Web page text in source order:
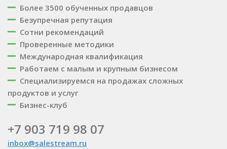
Более 3500 обученных продавцов
Безупречная репутация
Сотни рекомендаций
Проверенные методики
Международная квалификация
Работаем с малым и крупным бизнесом
Специализируемся на продажах сложных
продуктов и услуг
Бизнес-клуб
+7 903 719 98 07
inbox@salestream.ru